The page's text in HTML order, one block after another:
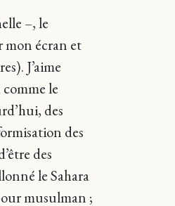
–, le
mon écran et
J’aime
le
des
des
des
le Sahara
musulman ;